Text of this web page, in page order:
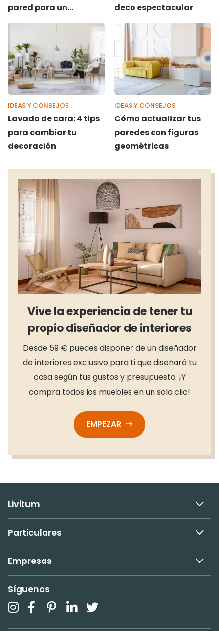
pared para un
dormitorio moderno
deco espectacular
IDEAS Y CONSEJOS
Lavado de cara: 4 tips
para cambiar tu
decoración
IDEAS Y CONSEJOS
Cómo actualizar tus
paredes con figuras
geométricas
Vive la experiencia de tener tu
propio diseñador de interiores
Desde 59 € puedes disponer de un diseñador
de interiores exclusivo para ti que diseñará tu
casa según tus gustos y presupuesto. ¡Y
compra todos los muebles en un solo clic!
EMPEZAR
Livitum
Particulares
Empresas
Síguenos